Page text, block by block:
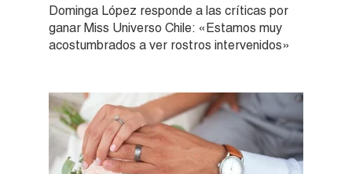
Dominga López responde a las críticas por
ganar Miss Universo Chile: «Estamos muy
acostumbrados a ver rostros intervenidos»